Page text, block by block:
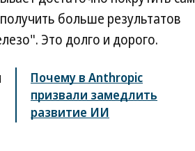
больше результатов
Это долго и дорого.
Почему в Anthropic
призвали замедлить
развитие ИИ